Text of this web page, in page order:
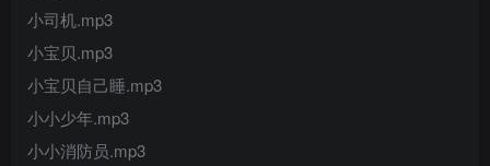
小司机.mp3
小宝贝.mp3
小宝贝自己睡.mp3
小小少年.mp3
小小消防员.mp3